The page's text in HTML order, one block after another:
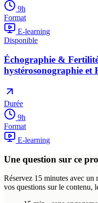
9h
Format
E-learning
Disponible
Échographie &
hystérosonographie et
Durée
9h
Format
E-learning
Une question sur ce
Réservez 15 minutes avec un
vos questions sur le contenu,